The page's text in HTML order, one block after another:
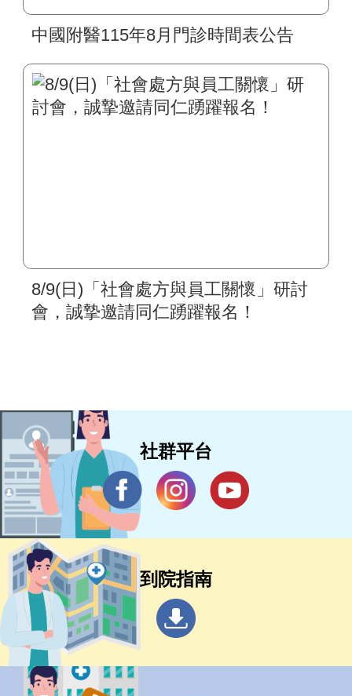
中國附醫115年8月門診時間表公告
8/9(日)「社會處方與員工關懷」研討
會，誠摯邀請同仁踴躍報名！
社群平台
到院指南